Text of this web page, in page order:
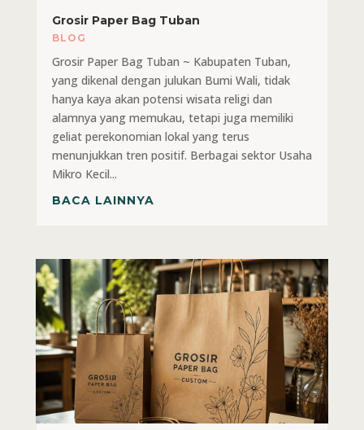
Grosir Paper Bag Tuban
BLOG
Grosir Paper Bag Tuban ~ Kabupaten Tuban,
yang dikenal dengan julukan Bumi Wali, tidak
hanya kaya akan potensi wisata religi dan
alamnya yang memukau, tetapi juga memiliki
geliat perekonomian lokal yang terus
menunjukkan tren positif. Berbagai sektor Usaha
Mikro Kecil...
BACA LAINNYA